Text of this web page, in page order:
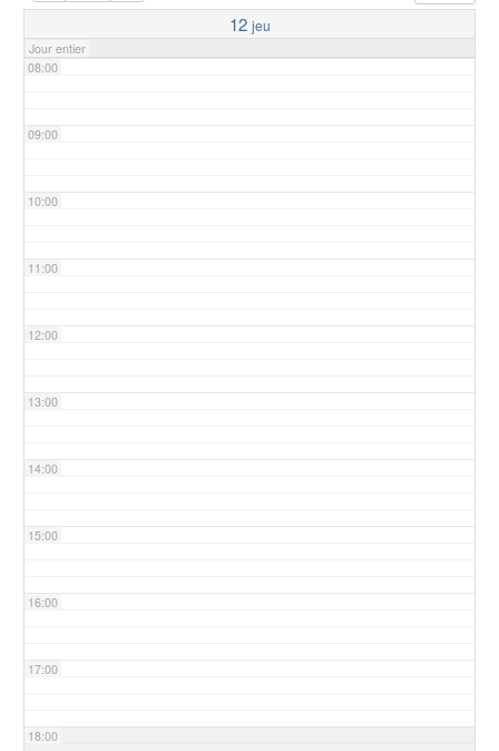
12 jeu
Jour entier
08:00
09:00
10:00
11:00
12:00
13:00
14:00
15:00
16:00
17:00
18:00